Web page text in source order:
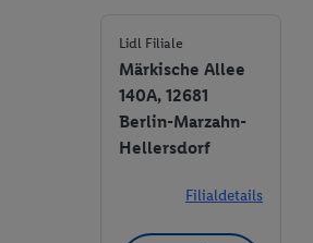
Lidl Filiale
Märkische Allee
140A, 12681
Berlin-Marzahn-
Hellersdorf
Filialdetails